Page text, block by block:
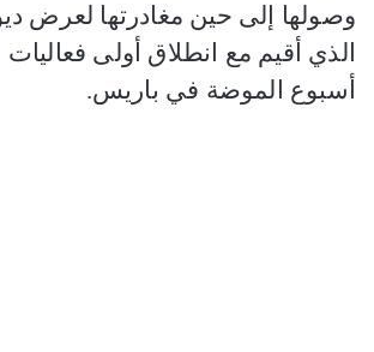
الذي أقيم مع انطلاق أولى فعاليات
أسبوع الموضة في باريس.